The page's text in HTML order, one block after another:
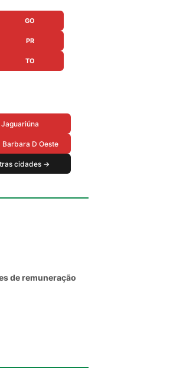
GO
PR
TO
Jaguariúna
Barbara D Oeste
cidades →
de remuneração